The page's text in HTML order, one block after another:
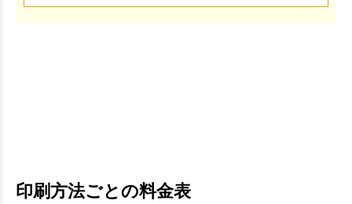
印刷方法ごとの料金表